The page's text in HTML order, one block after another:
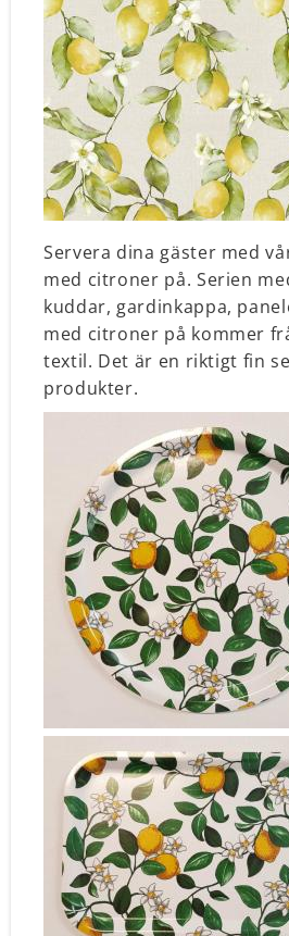
Servera dina gäster med
med citroner på. Serien
kuddar, gardinkappa,
med citroner på kommer
textil. Det är en riktigt fin
produkter.